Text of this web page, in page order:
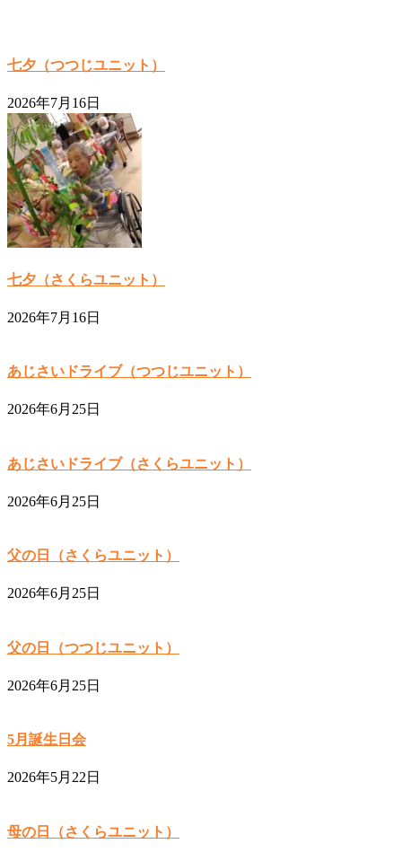
七夕（つつじユニット）
2026年7月16日
七夕（さくらユニット）
2026年7月16日
あじさいドライブ（つつじユニット）
2026年6月25日
あじさいドライブ（さくらユニット）
2026年6月25日
父の日（さくらユニット）
2026年6月25日
父の日（つつじユニット）
2026年6月25日
5月誕生日会
2026年5月22日
母の日（さくらユニット）